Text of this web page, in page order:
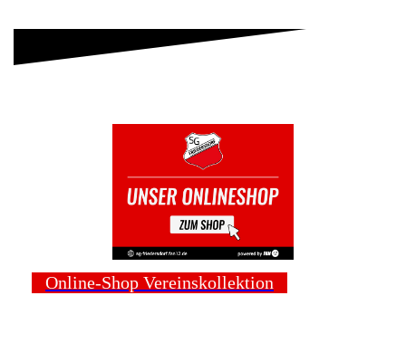
Online-Shop Vereinskollektion